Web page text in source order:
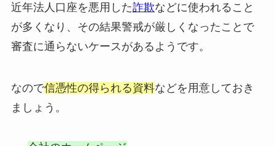
近年法人口座を悪用した詐欺などに使われること
が多くなり、その結果警戒が厳しくなったことで
審査に通らないケースがあるようです。
なので信憑性の得られる資料などを用意しておき
ましょう。